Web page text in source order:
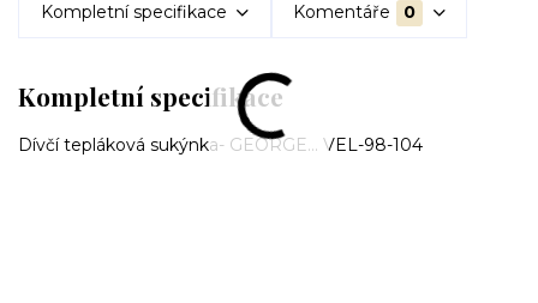
Kompletní specifikace Komentáře 0
Kompletní specifikace
Dívčí tepláková sukýnka- GEORGE... VEL-98-104